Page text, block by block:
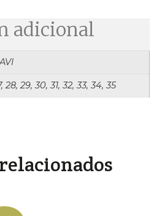
adicional
28, 29, 30, 31, 32, 33, 34, 35